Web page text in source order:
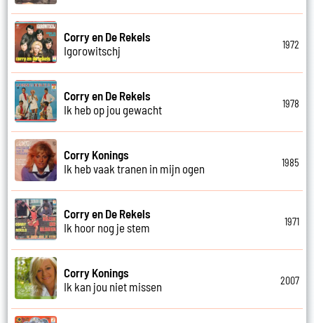
Corry en De Rekels
Igorowitschj
1972
Corry en De Rekels
Ik heb op jou gewacht
1978
Corry Konings
Ik heb vaak tranen in mijn ogen
1985
Corry en De Rekels
Ik hoor nog je stem
1971
Corry Konings
Ik kan jou niet missen
2007